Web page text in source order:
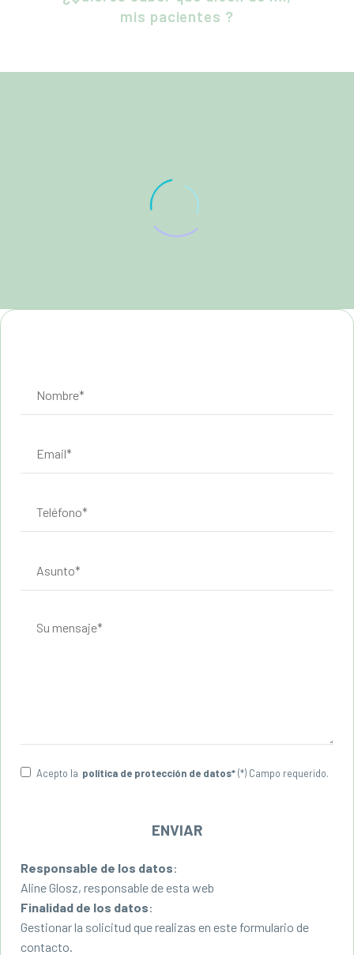
mis pacientes ?
importante en mi vida y una gran suerte. Había
probado con varios terapeutas y ninguno me
la confianza y cercanía que sentí con Aline, me
siento muy relajada y escuchada, que no dudé
Aline es una persona muy entregada, cercana,
atenta, y hace que la consulta sea muy
Mi experiencia con ella ha sido muy positiva y
Paciente
Confío plenamente en Aline , me ha ayudado
con sus pacientes Es una terapeuta muy
sientes juzgada . Además de que siempre te
brinda su sonrisa y jovialidad, te ayuda a
razonar y ver las cosas con perspectiva.
La recomiendo 100%.
Acepto la política de protección de datos*(*) Campo requerido.
Responsable de los datos:
Aline Glosz, responsable de esta web
Finalidad de los datos:
Gestionar la solicitud que realizas en este formulario de
contacto.